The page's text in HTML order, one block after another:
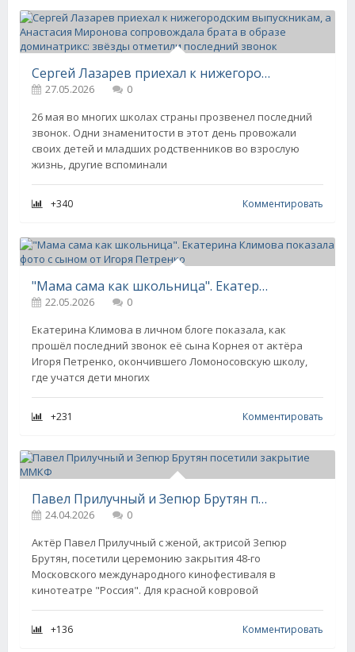
Сергей Лазарев приехал к нижегородским выпускникам, а Анастасия Миронова сопровождала брата в образе доминатрикс: звёзды отметили последний звонок
27.05.2026
0
26 мая во многих школах страны прозвенел последний
звонок. Одни знаменитости в этот день провожали
своих детей и младших родственников во взрослую
жизнь, другие вспоминали
+340 Комментировать
"Мама сама как школьница". Екатерина Климова показала фото с сыном от Игоря Петренко
22.05.2026
0
Екатерина Климова в личном блоге показала, как
прошёл последний звонок её сына Корнея от актёра
Игоря Петренко, окончившего Ломоносовскую школу,
где учатся дети многих
+231 Комментировать
Павел Прилучный и Зепюр Брутян посетили закрытие ММКФ
24.04.2026
0
Актёр Павел Прилучный с женой, актрисой Зепюр
Брутян, посетили церемонию закрытия 48-го
Московского международного кинофестиваля в
кинотеатре "Россия". Для красной ковровой
+136 Комментировать